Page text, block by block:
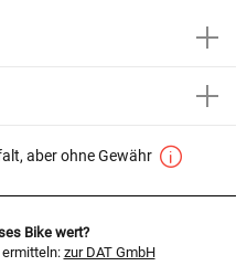
aber ohne Gewähr
Bike wert?
zur DAT GmbH